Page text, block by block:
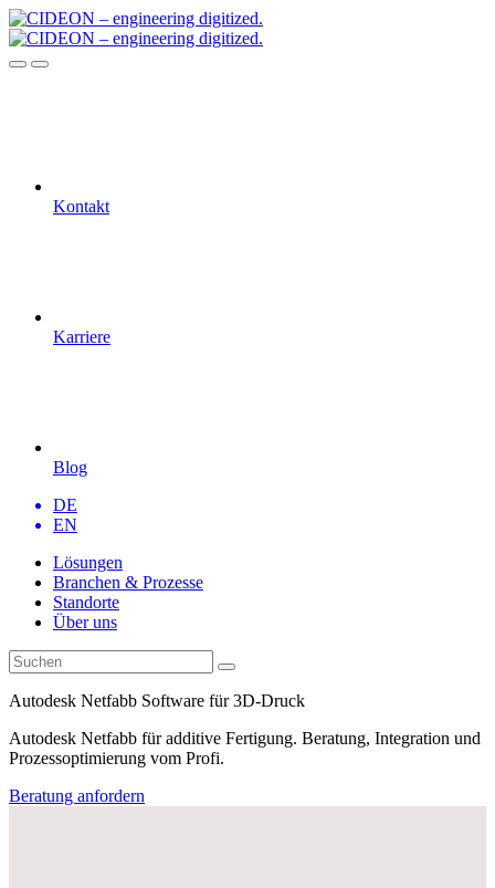
Kontakt
Karriere
Blog
DE
EN
Lösungen
Branchen & Prozesse
Standorte
Über uns
Autodesk Netfabb Software für 3D-Druck
Autodesk Netfabb für additive Fertigung. Beratung, Integration und
Prozessoptimierung vom Profi.
Beratung anfordern